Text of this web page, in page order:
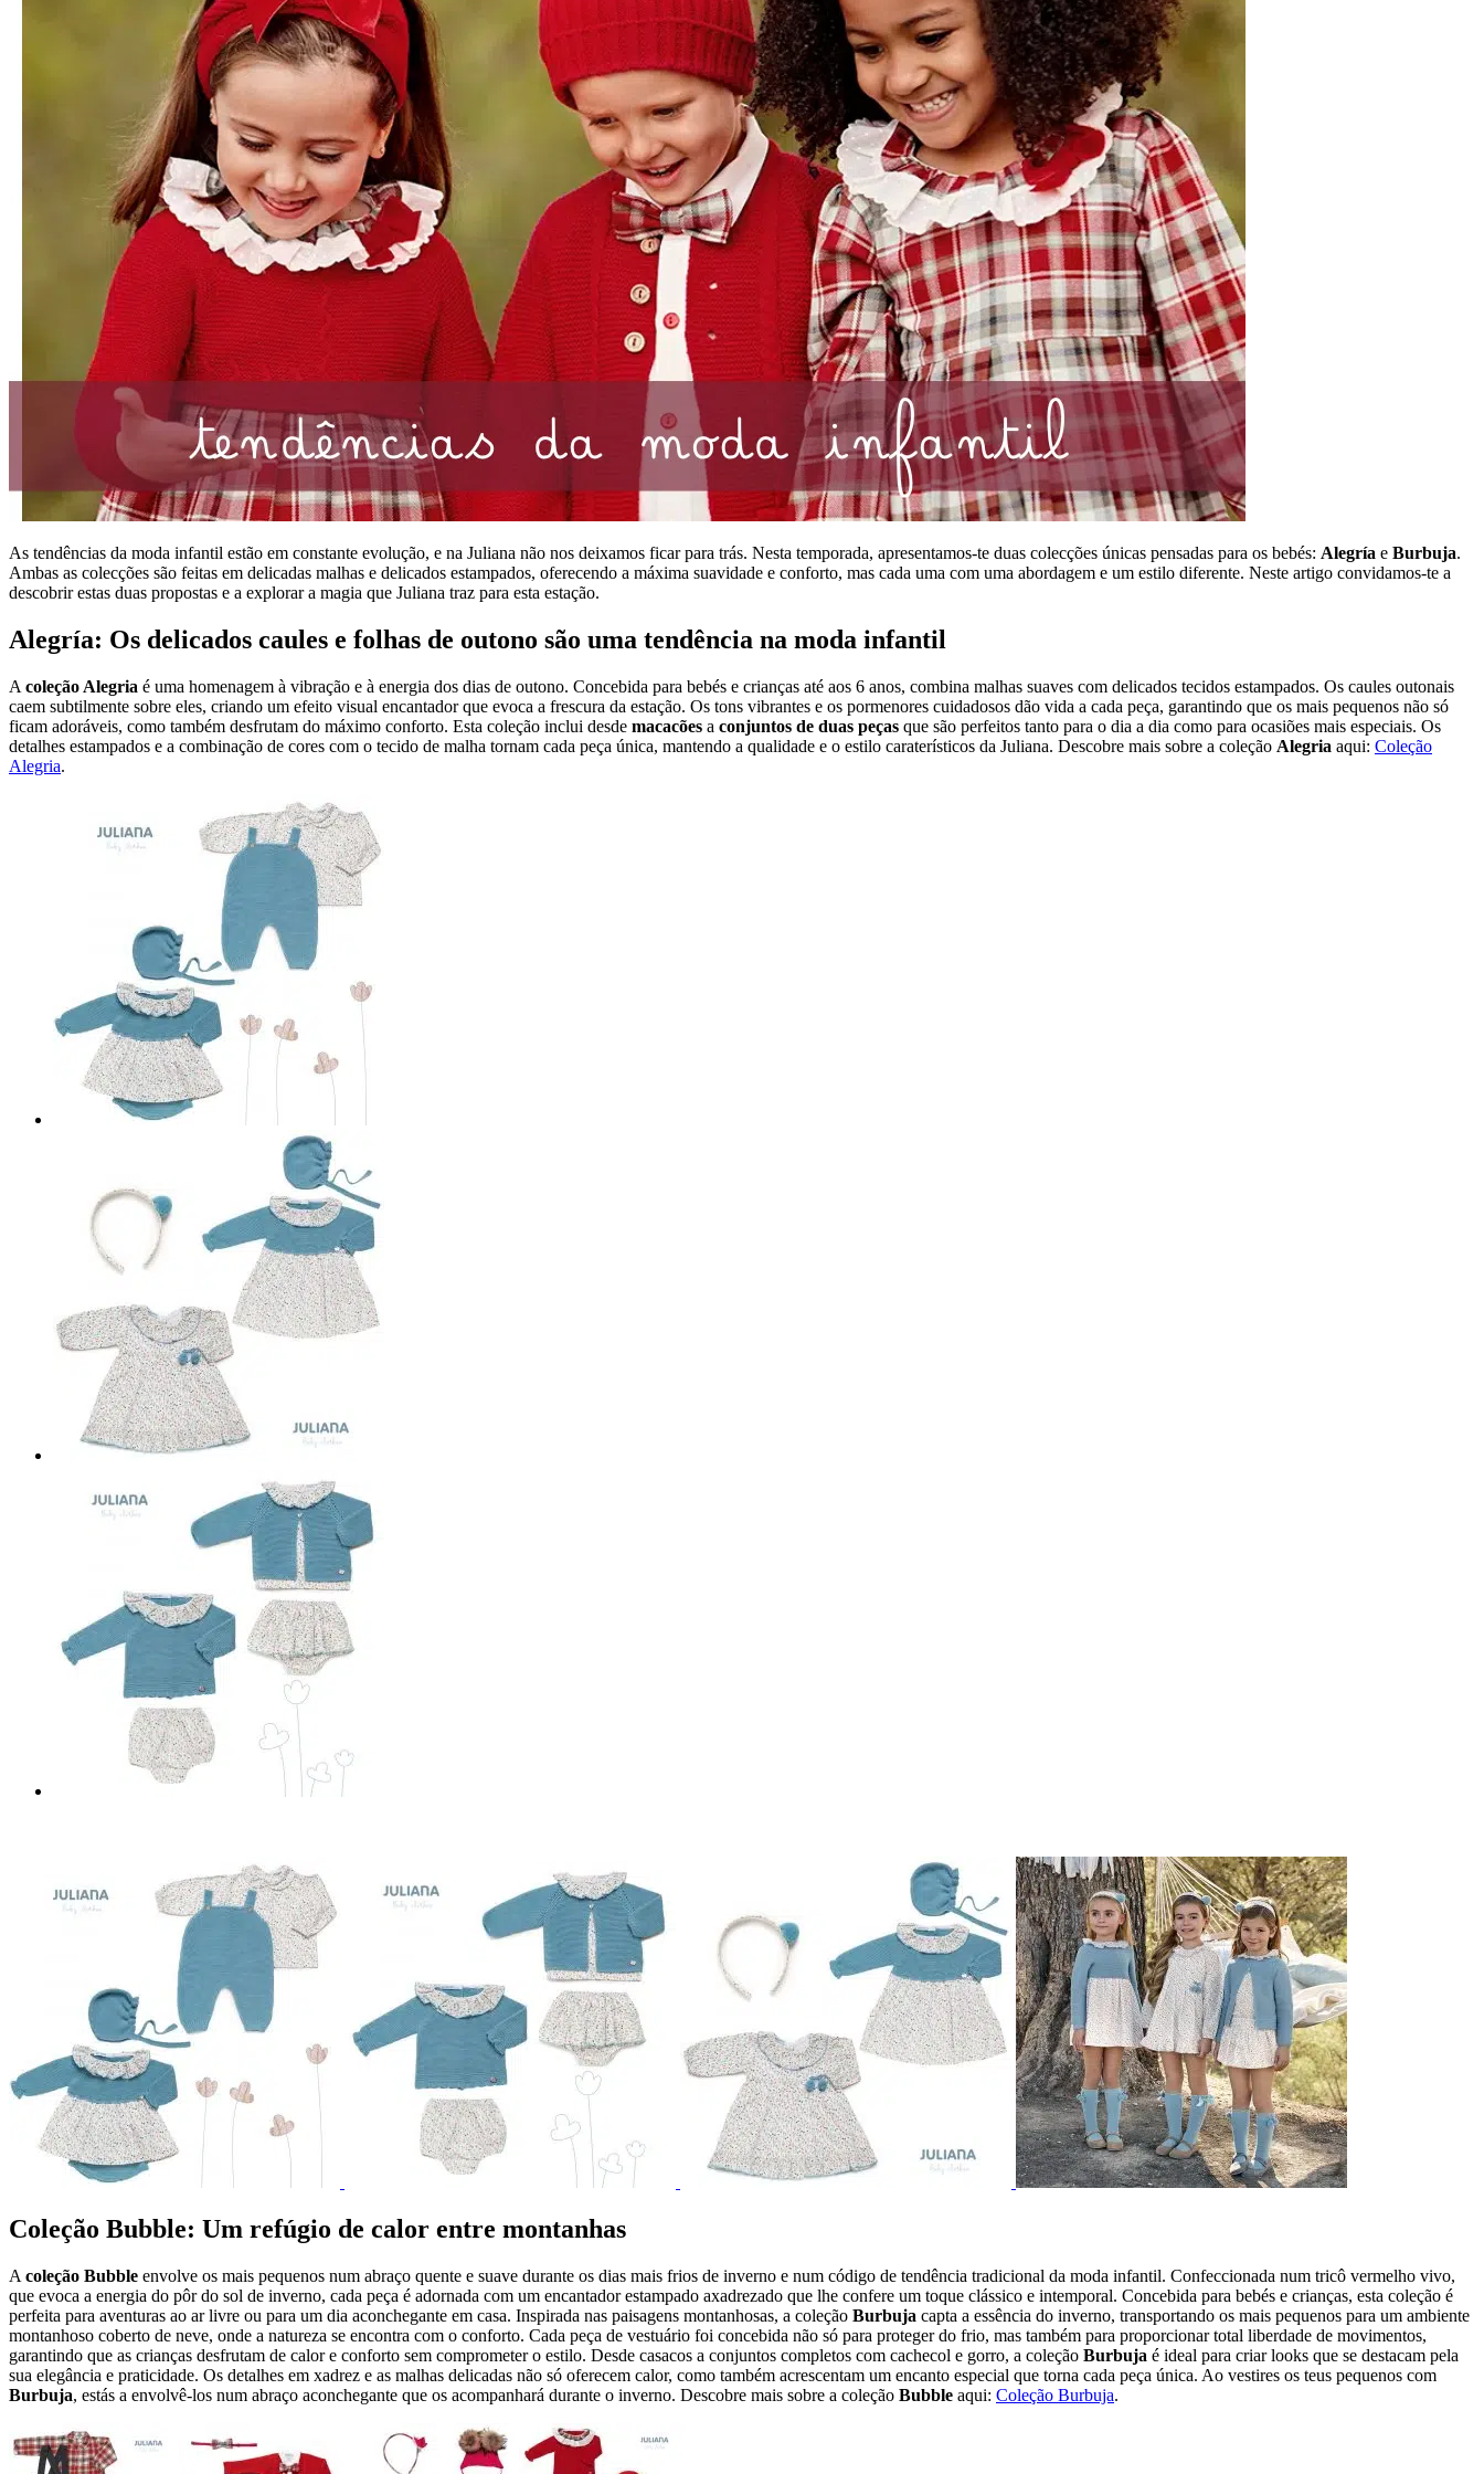
As tendências da moda infantil estão em constante evolução, e na Juliana não nos deixamos ficar para trás. Nesta temporada, apresentamos-te duas colecções únicas pensadas para os bebés: Alegría e Burbuja.
Ambas as colecções são feitas em delicadas malhas e delicados estampados, oferecendo a máxima suavidade e conforto, mas cada uma com uma abordagem e um estilo diferente. Neste artigo convidamos-te a
descobrir estas duas propostas e a explorar a magia que Juliana traz para esta estação.
Alegría: Os delicados caules e folhas de outono são uma tendência na moda infantil
A coleção Alegria é uma homenagem à vibração e à energia dos dias de outono. Concebida para bebés e crianças até aos 6 anos, combina malhas suaves com delicados tecidos estampados. Os caules outonais
caem subtilmente sobre eles, criando um efeito visual encantador que evoca a frescura da estação. Os tons vibrantes e os pormenores cuidadosos dão vida a cada peça, garantindo que os mais pequenos não só
ficam adoráveis, como também desfrutam do máximo conforto. Esta coleção inclui desde macacões a conjuntos de duas peças que são perfeitos tanto para o dia a dia como para ocasiões mais especiais. Os
detalhes estampados e a combinação de cores com o tecido de malha tornam cada peça única, mantendo a qualidade e o estilo caraterísticos da Juliana. Descobre mais sobre a coleção Alegria aqui: Coleção
Alegria.
Coleção Bubble: Um refúgio de calor entre montanhas
A coleção Bubble envolve os mais pequenos num abraço quente e suave durante os dias mais frios de inverno e num código de tendência tradicional da moda infantil. Confeccionada num tricô vermelho vivo,
que evoca a energia do pôr do sol de inverno, cada peça é adornada com um encantador estampado axadrezado que lhe confere um toque clássico e intemporal. Concebida para bebés e crianças, esta coleção é
perfeita para aventuras ao ar livre ou para um dia aconchegante em casa. Inspirada nas paisagens montanhosas, a coleção Burbuja capta a essência do inverno, transportando os mais pequenos para um ambiente
montanhoso coberto de neve, onde a natureza se encontra com o conforto. Cada peça de vestuário foi concebida não só para proteger do frio, mas também para proporcionar total liberdade de movimentos,
garantindo que as crianças desfrutam de calor e conforto sem comprometer o estilo. Desde casacos a conjuntos completos com cachecol e gorro, a coleção Burbuja é ideal para criar looks que se destacam pela
sua elegância e praticidade. Os detalhes em xadrez e as malhas delicadas não só oferecem calor, como também acrescentam um encanto especial que torna cada peça única. Ao vestires os teus pequenos com
Burbuja, estás a envolvê-los num abraço aconchegante que os acompanhará durante o inverno. Descobre mais sobre a coleção Bubble aqui: Coleção Burbuja.